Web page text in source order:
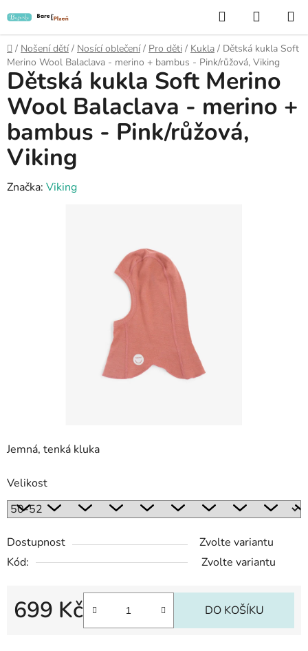
na
obsah
Hledat
KOŠÍK
Domů
/ Nošení dětí / Nosící oblečení / Pro děti / Kukla / Dětská kukla Soft
Merino Wool Balaclava - merino + bambus - Pink/růžová, Viking
Jemná, tenká kluka
Velikost
Dostupnost
Zvolte variantu
Kód:
Zvolte variantu
699 Kč DO KOŠÍKU
Dětská kukla Soft Merino
Wool Balaclava - merino +
bambus - Pink/růžová,
Viking
Značka: Viking